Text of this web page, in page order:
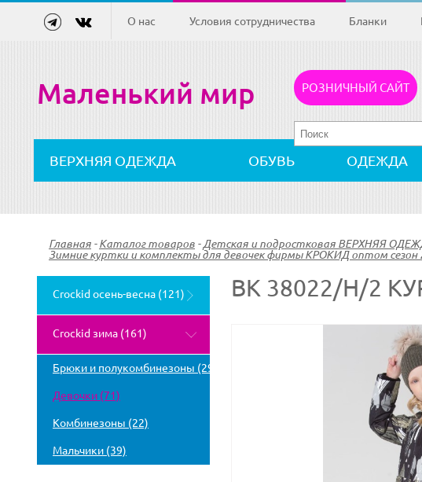
О нас Условия сотрудничества Бланки
Маленький мир РОЗНИЧНЫЙ САЙТ
ВЕРХНЯЯ ОДЕЖДА ОБУВЬ ОДЕЖДА
Главная - Каталог товаров - Детская и подростковая ВЕРХНЯЯ
Зимние куртки и комплекты для девочек фирмы КРОКИД оптом сезон
Crockid осень-весна (121)
Crockid зима (161)
Брюки и полукомбинезоны (29)
Девочки (71)
Комбинезоны (22)
Мальчики (39)
ВК 38022/Н/2